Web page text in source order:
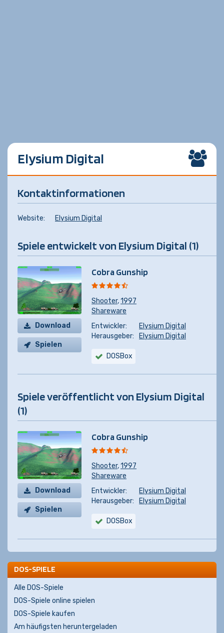
Elysium Digital
Kontaktinformationen
Website: Elysium Digital
Spiele entwickelt von Elysium Digital (1)
Download
Spielen
Cobra Gunship
Shooter,1997
Shareware
Entwickler:
Elysium Digital
Herausgeber:
Elysium Digital
DOSBox
Spiele veröffentlicht von Elysium Digital
(1)
Download
Spielen
Cobra Gunship
Shooter,1997
Shareware
Entwickler:
Elysium Digital
Herausgeber:
Elysium Digital
DOSBox
DOS-SPIELE
Alle DOS-Spiele
DOS-Spiele online spielen
DOS-Spiele kaufen
Am häufigsten heruntergeladen